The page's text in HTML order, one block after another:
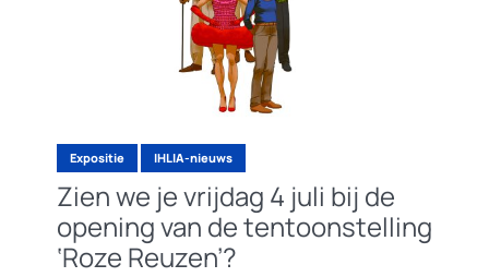
Expositie IHLIA-nieuws
Zien we je vrijdag 4 juli bij de
opening van de tentoonstelling
‘Roze Reuzen’?